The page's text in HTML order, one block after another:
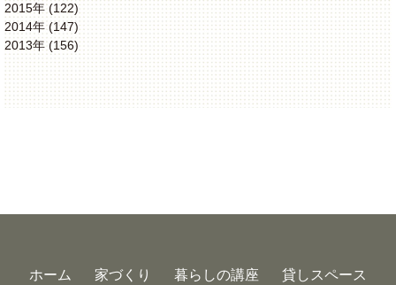
2015年 (122)
2014年 (147)
2013年 (156)
ホーム 家づくり 暮らしの講座 貸しスペース